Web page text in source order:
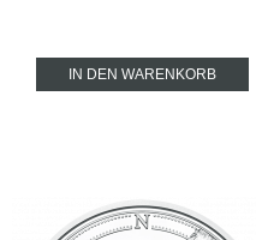
IN DEN WARENKORB